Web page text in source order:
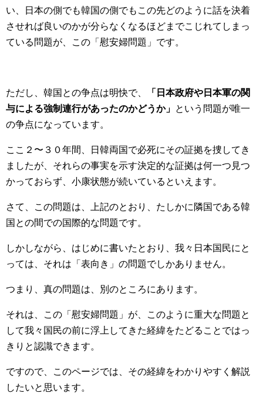
い、日本の側でも韓国の側でもこの先どのように話を決着
させれば良いのかが分らなくなるほどまでこじれてしまっ
ている問題が、この「慰安婦問題」です。
ただし、韓国との争点は明快で、
「日本政府や日本軍の関
与による強制連行があったのかどうか」 という問題が唯一
の争点になっています。
ここ２〜３０年間、日韓両国で必死にその証拠を捜してき
ましたが、それらの事実を示す決定的な証拠は何一つ見つ
かっておらず、小康状態が続いているといえます。
さて、この問題は、上記のとおり、たしかに隣国である韓
国との間での国際的な問題です。
しかしながら、はじめに書いたとおり、我々日本国民にと
っては、それは「表向き」の問題でしかありません。
つまり、真の問題は、別のところにあります。
それは、この「慰安婦問題」が、このように重大な問題と
して我々国民の前に浮上してきた経緯をたどることではっ
きりと認識できます。
ですので、このページでは、その経緯をわかりやすく解説
したいと思います。